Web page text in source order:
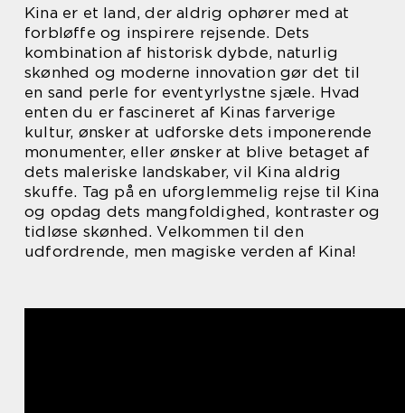
Kina er et land, der aldrig ophører med at
forbløffe og inspirere rejsende. Dets
kombination af historisk dybde, naturlig
skønhed og moderne innovation gør det til
en sand perle for eventyrlystne sjæle. Hvad
enten du er fascineret af Kinas farverige
kultur, ønsker at udforske dets imponerende
monumenter, eller ønsker at blive betaget af
dets maleriske landskaber, vil Kina aldrig
skuffe. Tag på en uforglemmelig rejse til Kina
og opdag dets mangfoldighed, kontraster og
tidløse skønhed. Velkommen til den
udfordrende, men magiske verden af Kina!